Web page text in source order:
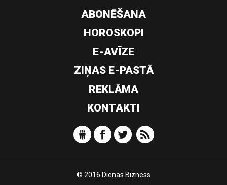
ABONĒŠANA
HOROSKOPI
E-AVĪZE
ZIŅAS E-PASTĀ
REKLĀMA
KONTAKTI
© 2016 Dienas Bizness